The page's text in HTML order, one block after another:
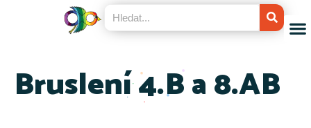
Bruslení 4.B a 8.AB